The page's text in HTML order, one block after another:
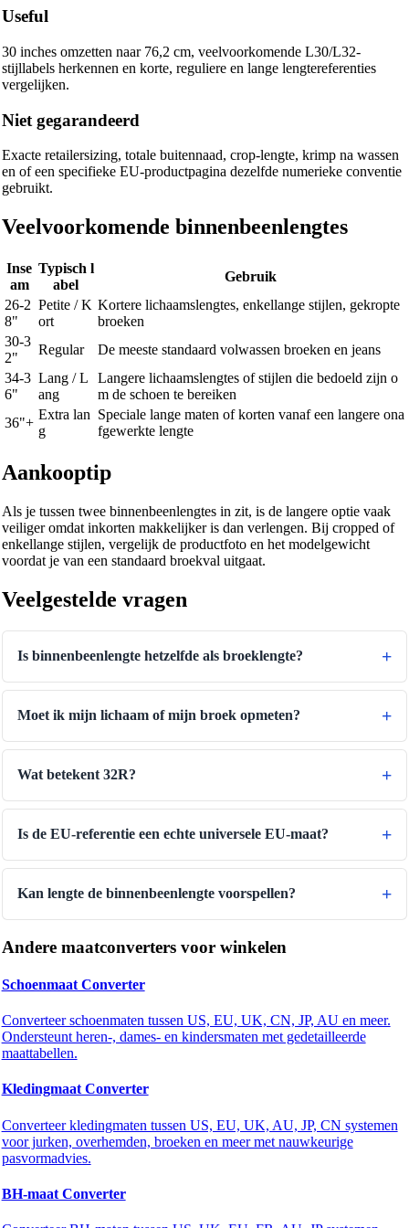
Useful
30 inches omzetten naar 76,2 cm, veelvoorkomende L30/L32-
stijllabels herkennen en korte, reguliere en lange lengtereferenties
vergelijken.
Niet gegarandeerd
Exacte retailersizing, totale buitennaad, crop-lengte, krimp na wassen
en of een specifieke EU-productpagina dezelfde numerieke conventie
gebruikt.
Veelvoorkomende binnenbeenlengtes
Inse
am
Typisch l
abel
Gebruik
26-2
8"
Petite / K
ort
Kortere lichaamslengtes, enkellange stijlen, gekropte
broeken
30-3
2"
Regular
De meeste standaard volwassen broeken en jeans
34-3
6"
Lang / L
ang
Langere lichaamslengtes of stijlen die bedoeld zijn o
m de schoen te bereiken
36"+
Extra lan
g
Speciale lange maten of korten vanaf een langere ona
fgewerkte lengte
Aankooptip
Als je tussen twee binnenbeenlengtes in zit, is de langere optie vaak
veiliger omdat inkorten makkelijker is dan verlengen. Bij cropped of
enkellange stijlen, vergelijk de productfoto en het modelgewicht
voordat je van een standaard broekval uitgaat.
Veelgestelde vragen
Is binnenbeenlengte hetzelfde als broeklengte?
Moet ik mijn lichaam of mijn broek opmeten?
Wat betekent 32R?
Is de EU-referentie een echte universele EU-maat?
Kan lengte de binnenbeenlengte voorspellen?
Andere maatconverters voor winkelen
Schoenmaat Converter
Converteer schoenmaten tussen US, EU, UK, CN, JP, AU en meer.
Ondersteunt heren-, dames- en kindersmaten met gedetailleerde
maattabellen.
Kledingmaat Converter
Converteer kledingmaten tussen US, EU, UK, AU, JP, CN systemen
voor jurken, overhemden, broeken en meer met nauwkeurige
pasvormadvies.
BH-maat Converter